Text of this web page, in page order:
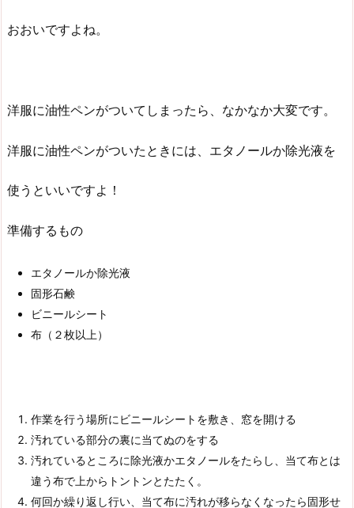
おおいですよね。
洋服に油性ペンがついてしまったら、なかなか大変です。
洋服に油性ペンがついたときには、エタノールか除光液を
使うといいですよ！
準備するもの
エタノールか除光液
固形石鹸
ビニールシート
布（２枚以上）
作業を行う場所にビニールシートを敷き、窓を開ける
汚れている部分の裏に当てぬのをする
汚れているところに除光液かエタノールをたらし、当て布とは
違う布で上からトントンとたたく。
何回か繰り返し行い、当て布に汚れが移らなくなったら固形せ